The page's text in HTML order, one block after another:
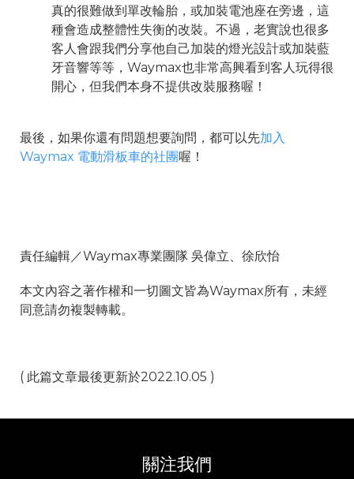
真的很難做到單改輪胎，或加裝電池座在旁邊，這
種會造成整體性失衡的改裝。不過，老實說也很多
客人會跟我們分享他自己加裝的燈光設計或加裝藍
牙音響等等，Waymax也非常高興看到客人玩得很
開心，但我們本身不提供改裝服務喔！
最後，如果你還有問題想要詢問，都可以先加入
Waymax 電動滑板車的社團喔！
責任編輯／Waymax專業團隊 吳偉立、徐欣怡
本文內容之著作權和一切圖文皆為Waymax所有，未經
同意請勿複製轉載。
( 此篇文章最後更新於2022.10.05 )
關注我們